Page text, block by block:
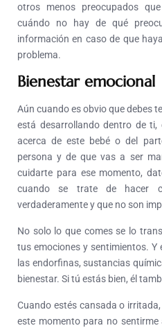
otros menos preocupados
cuándo no hay de qué
información en caso de que
problema.
Bienestar emocional
Aún cuando es obvio que debes
está desarrollando dentro de ti,
acerca de este bebé o del
persona y de que vas a ser
cuidarte para ese momento,
cuando se trate de hacer
verdaderamente y que no son
No solo lo que comes se lo
tus emociones y sentimientos.
las endorfinas, sustancias
bienestar. Si tú estás bien, él
Cuando estés cansada o
este momento para no